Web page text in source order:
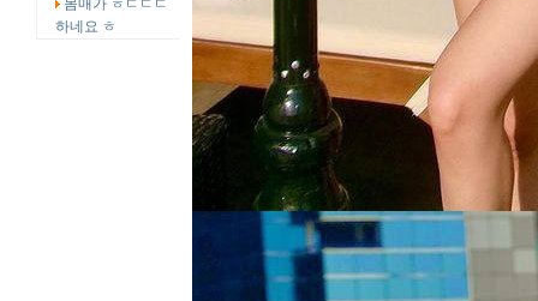
몸매가 ㅎㄷㄷㄷ
하네요 ㅎ